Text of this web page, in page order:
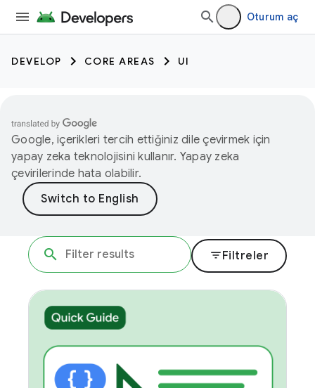
Oturum aç
DEVELOP CORE AREAS UI
Google, içerikleri tercih ettiğiniz dile çevirmek için
yapay zeka teknolojisini kullanır. Yapay zeka
çevirilerinde hata olabilir.
filter_listFiltreler